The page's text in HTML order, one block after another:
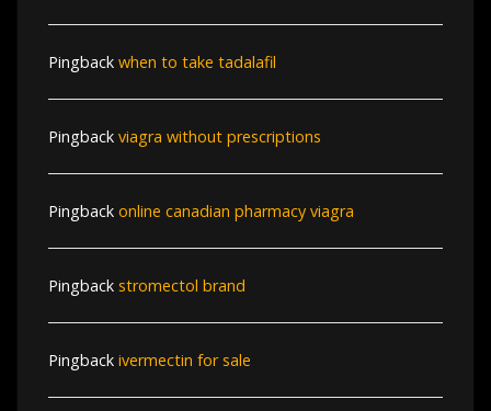
Pingback when to take tadalafil
Pingback viagra without prescriptions
Pingback online canadian pharmacy viagra
Pingback stromectol brand
Pingback ivermectin for sale